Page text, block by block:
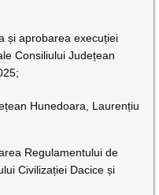
și aprobarea execuției
Consiliului Județean
Hunedoara, Laurențiu
Regulamentului de
Civilizației Dacice și